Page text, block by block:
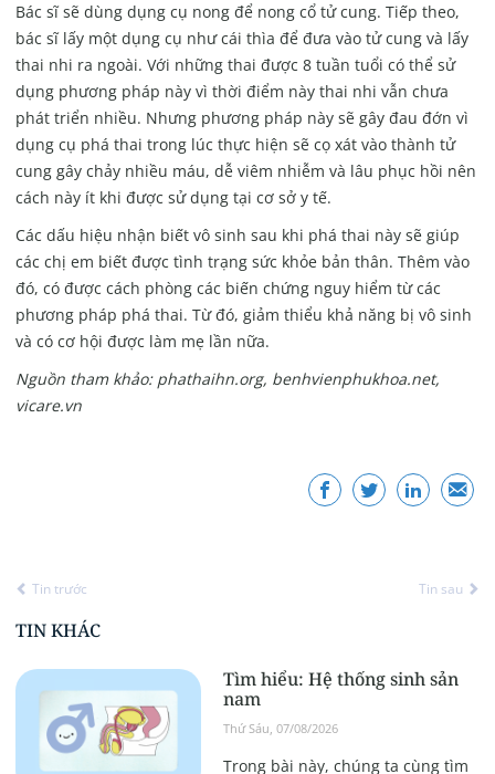
Bác sĩ sẽ dùng dụng cụ nong để nong cổ tử cung. Tiếp theo,
bác sĩ lấy một dụng cụ như cái thìa để đưa vào tử cung và lấy
thai nhi ra ngoài. Với những thai được 8 tuần tuổi có thể sử
dụng phương pháp này vì thời điểm này thai nhi vẫn chưa
phát triển nhiều. Nhưng phương pháp này sẽ gây đau đớn vì
dụng cụ phá thai trong lúc thực hiện sẽ cọ xát vào thành tử
cung gây chảy nhiều máu, dễ viêm nhiễm và lâu phục hồi nên
cách này ít khi được sử dụng tại cơ sở y tế.
Các dấu hiệu nhận biết vô sinh sau khi phá thai này sẽ giúp
các chị em biết được tình trạng sức khỏe bản thân. Thêm vào
đó, có được cách phòng các biến chứng nguy hiểm từ các
phương pháp phá thai. Từ đó, giảm thiểu khả năng bị vô sinh
và có cơ hội được làm mẹ lần nữa.
Nguồn tham khảo: phathaihn.org, benhvienphukhoa.net,
vicare.vn
Tin trước Tin sau
TIN KHÁC
Tìm hiểu: Hệ thống sinh sản
nam
Thứ Sáu, 07/08/2026
Trong bài này, chúng ta cùng tìm